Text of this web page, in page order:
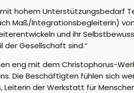
hohem Unterstützungsbedarf
Maß/Integrationsbegleiterin)
und ihr
der Gesellschaft sind.“
eng mit dem Christophorus-
Die Beschäftigten fühlen sich
Leiterin der Werkstatt für